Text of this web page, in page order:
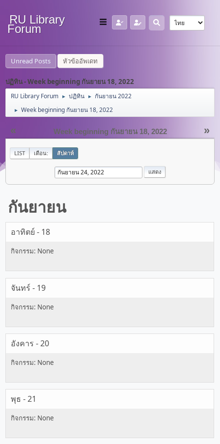
RU Library
Forum
Unread Posts หัวข้ออัพเดท
ปฏิทิน - Week beginning กันยายน 18, 2022
RU Library Forum ► ปฏิทิน ► กันยายน 2022
► Week beginning กันยายน 18, 2022
« »
Week beginning กันยายน 18, 2022
LIST เดือน: สัปดาห์
กันยายน
อาทิตย์ - 18
จันทร์ - 19
อังคาร - 20
พุธ - 21